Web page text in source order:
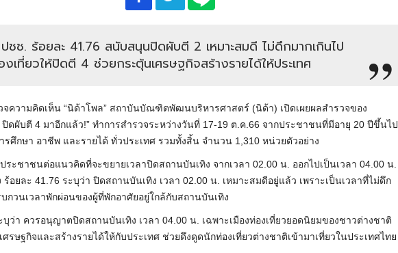
ชช. ร้อยละ 41.76 สนับสนุนปิดผับตี 2 เหมาะสมดี ไม่ดึกมากเกินไป
เที่ยวให้ปิดตี 4 ช่วยกระตุ้นเศรษฐกิจสร้างรายได้ให้ประเทศ
จความคิดเห็น “นิด้าโพล” สถาบันบัณฑิตพัฒนบริหารศาสตร์ (นิด้า) เปิดเผยผลสำรวจของ
ดผับตี 4 มาอีกแล้ว!” ทำการสำรวจระหว่างวันที่ 17-19 ต.ค.66 จากประชาชนที่มีอายุ 20 ปีขึ้นไป
รศึกษา อาชีพ และรายได้ ทั่วประเทศ รวมทั้งสิ้น จำนวน 1,310 หน่วยตัวอย่าง
ระชาชนต่อแนวคิดที่จะขยายเวลาปิดสถานบันเทิง จากเวลา 02.00 น. ออกไปเป็นเวลา 04.00 น.
อยละ 41.76 ระบุว่า ปิดสถานบันเทิง เวลา 02.00 น. เหมาะสมดีอยู่แล้ว เพราะเป็นเวลาที่ไม่ดึก
กวนเวลาพักผ่อนของผู้ที่พักอาศัยอยู่ใกล้กับสถานบันเทิง
บุว่า ควรอนุญาตปิดสถานบันเทิง เวลา 04.00 น. เฉพาะเมืองท่องเที่ยวยอดนิยมของชาวต่างชาติ
ศรษฐกิจและสร้างรายได้ให้กับประเทศ ช่วยดึงดูดนักท่องเที่ยวต่างชาติเข้ามาเที่ยวในประเทศไทย